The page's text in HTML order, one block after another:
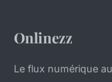
Onlinezz
Le flux numérique